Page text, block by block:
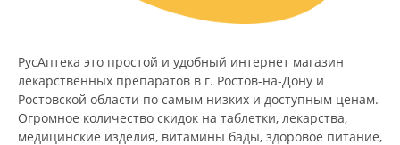
РусАптека это простой и удобный интернет магазин
лекарственных препаратов в г. Ростов-на-Дону и
Ростовской области по самым низких и доступным ценам.
Огромное количество скидок на таблетки, лекарства,
медицинские изделия, витамины бады, здоровое питание,